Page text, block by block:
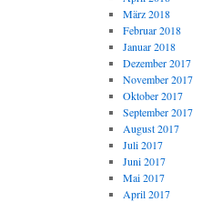
März 2018
Februar 2018
Januar 2018
Dezember 2017
November 2017
Oktober 2017
September 2017
August 2017
Juli 2017
Juni 2017
Mai 2017
April 2017